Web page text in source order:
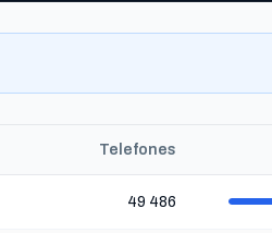
Telefones
49 486